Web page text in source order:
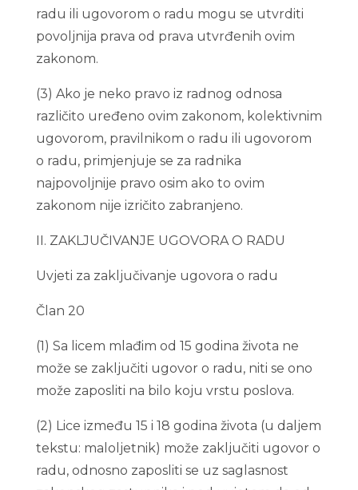
radu ili ugovorom o radu mogu se utvrditi
povoljnija prava od prava utvrđenih ovim
zakonom.
(3) Ako je neko pravo iz radnog odnosa
različito uređeno ovim zakonom, kolektivnim
ugovorom, pravilnikom o radu ili ugovorom
o radu, primjenjuje se za radnika
najpovoljnije pravo osim ako to ovim
zakonom nije izričito zabranjeno.
II. ZAKLJUČIVANJE UGOVORA O RADU
Uvjeti za zaključivanje ugovora o radu
Član 20
(1) Sa licem mlađim od 15 godina života ne
može se zaključiti ugovor o radu, niti se ono
može zaposliti na bilo koju vrstu poslova.
(2) Lice između 15 i 18 godina života (u daljem
tekstu: maloljetnik) može zaključiti ugovor o
radu, odnosno zaposliti se uz saglasnost